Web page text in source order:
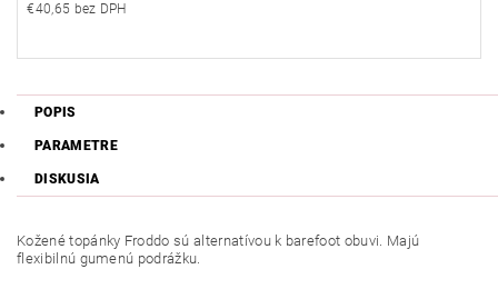
€40,65 bez DPH
POPIS
PARAMETRE
DISKUSIA
Kožené topánky Froddo sú alternatívou k barefoot obuvi. Majú
flexibilnú gumenú podrážku.